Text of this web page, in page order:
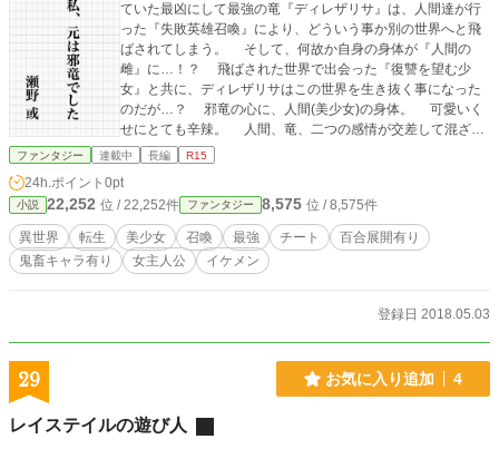
ていた最凶にして最強の竜『ディレザリサ』は、人間達が行
った『失敗英雄召喚』により、どういう事か別の世界へと飛
ばされてしまう。 そして、何故か自身の身体が『人間の
雌』に…！？ 飛ばされた世界で出会った『復讐を望む少
女』と共に、ディレザリサはこの世界を生き抜く事になった
のだが…？ 邪竜の心に、人間(美少女)の身体。 可愛いく
せにとても辛辣。 人間、竜、二つの感情が交差して混ざり
合う。 そして、ディレザリサは物語の最後に何を思うのか
ファンタジー 連載中 長編 R15
24h.ポイント 0pt
小説 22,252 位 / 22,252件 ファンタジー 8,575 位 / 8,575件
異世界 転生 美少女 召喚 最強 チート
百合展開有り
鬼畜キャラ有り
女主人公 イケメン
登録日 2018.05.03
29 お気に入り追加 4
レイステイルの遊び人